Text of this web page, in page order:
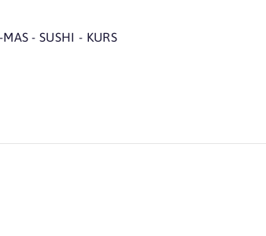
- SUSHI - KURS